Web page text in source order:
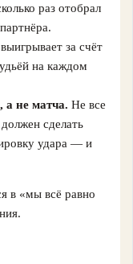
раз отобрал
за счёт
на каждом
а не матча. Не все
сделать
удара — и
в «мы всё равно